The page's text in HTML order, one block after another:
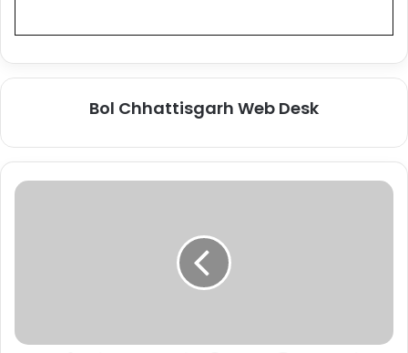
Bol Chhattisgarh Web Desk